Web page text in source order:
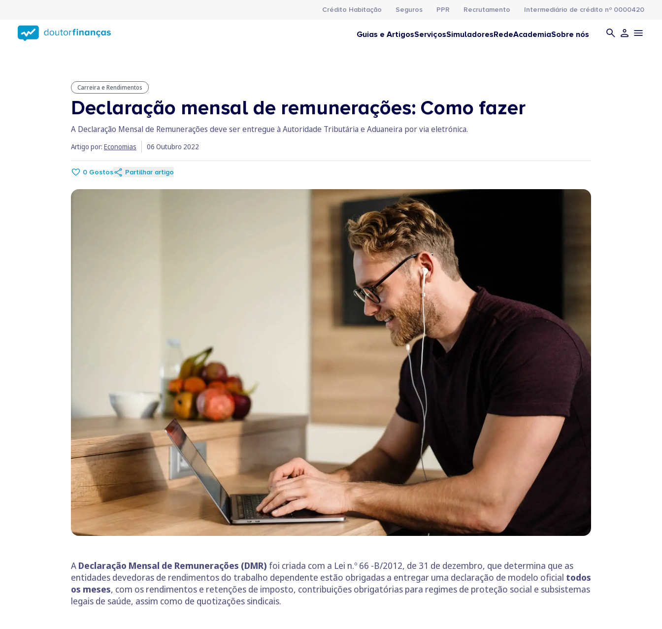
conteúdo
principal
Crédito Habitação Seguros PPR Recrutamento Intermediário de crédito nº 0000420
Guias e ArtigosServiçosSimuladoresRedeAcademiaSobre nós
Carreira e Rendimentos
Declaração mensal de remunerações: Como fazer
A Declaração Mensal de Remunerações deve ser entregue à Autoridade Tributária e Aduaneira por via eletrónica.
Artigo por: Economias 06 Outubro 2022
0 Gostos Partilhar artigo
A Declaração Mensal de Remunerações (DMR) foi criada com a Lei n.º 66 -B/2012, de 31 de dezembro, que determina que as
entidades devedoras de rendimentos do trabalho dependente estão obrigadas a entregar uma declaração de modelo oficial todos
os meses, com os rendimentos e retenções de imposto, contribuições obrigatórias para regimes de proteção social e subsistemas
legais de saúde, assim como de quotizações sindicais.